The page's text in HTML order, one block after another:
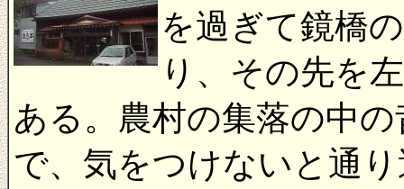
を過ぎて鏡橋
り、その先を
ある。農村の集落の中
で、気をつけないと通